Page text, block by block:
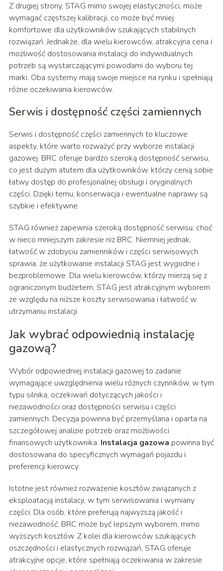
Z drugiej strony, STAG mimo swojej elastyczności, może
wymagać częstszej kalibracji, co może być mniej
komfortowe dla użytkowników szukających stabilnych
rozwiązań. Jednakże, dla wielu kierowców, atrakcyjna cena i
możliwość dostosowania instalacji do indywidualnych
potrzeb są wystarczającymi powodami do wyboru tej
marki. Oba systemy mają swoje miejsce na rynku i spełniają
różne oczekiwania kierowców.
Serwis i dostępność części zamiennych
Serwis i dostępność części zamiennych to kluczowe
aspekty, które warto rozważyć przy wyborze instalacji
gazowej. BRC oferuje bardzo szeroką dostępność serwisu,
co jest dużym atutem dla użytkowników, którzy cenią sobie
łatwy dostęp do profesjonalnej obsługi i oryginalnych
części. Dzięki temu, konserwacja i ewentualne naprawy są
szybkie i efektywne.
STAG również zapewnia szeroką dostępność serwisu, choć
w nieco mniejszym zakresie niż BRC. Niemniej jednak,
łatwość w zdobyciu zamienników i części serwisowych
sprawia, że użytkowanie instalacji STAG jest wygodne i
bezproblemowe. Dla wielu kierowców, którzy mierzą się z
ograniczonym budżetem, STAG jest atrakcyjnym wyborem
ze względu na niższe koszty serwisowania i łatwość w
utrzymaniu instalacji.
Jak wybrać odpowiednią instalację
gazową?
Wybór odpowiedniej instalacji gazowej to zadanie
wymagające uwzględnienia wielu różnych czynników, w tym
typu silnika, oczekiwań dotyczących jakości i
niezawodności oraz dostępności serwisu i części
zamiennych. Decyzja powinna być przemyślana i oparta na
szczegółowej analizie potrzeb oraz możliwości
finansowych użytkownika. Instalacja gazowa powinna być
dostosowana do specyficznych wymagań pojazdu i
preferencji kierowcy.
Istotne jest również rozważenie kosztów związanych z
eksploatacją instalacji, w tym serwisowania i wymiany
części. Dla osób, które preferują najwyższą jakość i
niezawodność, BRC może być lepszym wyborem, mimo
wyższych kosztów. Z kolei dla kierowców szukających
oszczędności i elastycznych rozwiązań, STAG oferuje
atrakcyjne opcje, które spełniają oczekiwania w zakresie